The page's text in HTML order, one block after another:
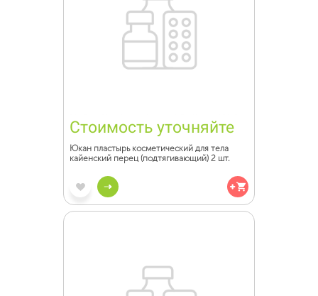
Стоимость уточняйте
Юкан пластырь косметический для тела
кайенский перец (подтягивающий) 2 шт.